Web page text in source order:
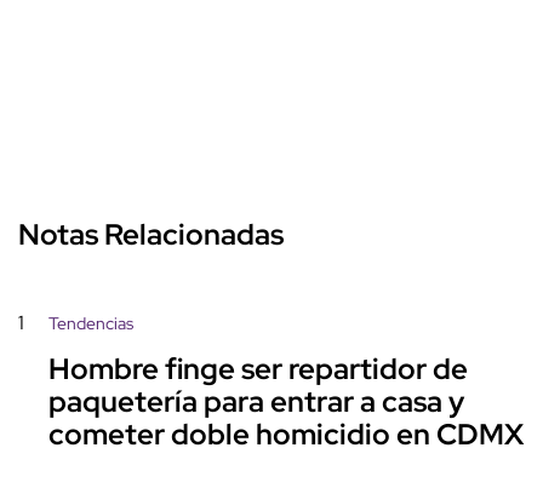
Notas Relacionadas
1 Tendencias
Hombre finge ser repartidor de
paquetería para entrar a casa y
cometer doble homicidio en CDMX